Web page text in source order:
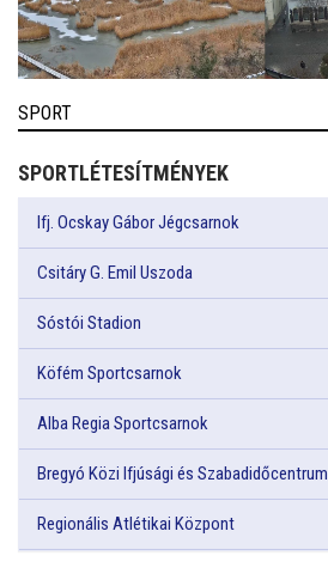
SPORT
SPORTLÉTESÍTMÉNYEK
Ifj. Ocskay Gábor Jégcsarnok
Csitáry G. Emil Uszoda
Sóstói Stadion
Köfém Sportcsarnok
Alba Regia Sportcsarnok
Bregyó Közi Ifjúsági és Szabadidőcentrum
Regionális Atlétikai Központ